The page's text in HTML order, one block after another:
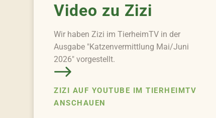
Video zu Zizi
Wir haben Zizi im TierheimTV in der
Ausgabe "Katzenvermittlung Mai/Juni
2026" vorgestellt.
ZIZI AUF YOUTUBE IM TIERHEIMTV
ANSCHAUEN